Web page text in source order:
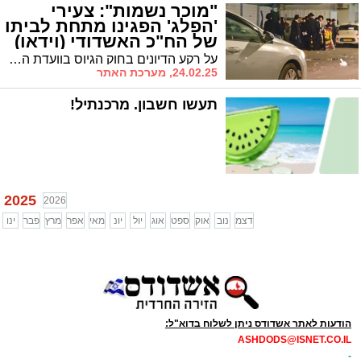
"מוכר נשמות": צעירי
'הפלג' הפגינו מתחת לביתו
של הח"כ האשדודי (וידאו)
על רקע הדיונים בחוק הגיוס בוועדת החוץ והביטחון, מפגינים בשעה זו צעירי 'הפלג הירושלמי' מתחת לביתו של חבר הכנסת מאשדוד ר' ינון אזולאי מש"ס בלב רובע ז'
24.02.25, מערכת האתר
תעשו חשבון. מרכנתיל!
2025
2026
ינו
פבר מרץ אפר מאי יונ יול אוג ספט אוק נוב דצמ
הודעות לאתר אשדודס ניתן לשלוח בדוא"ל:
ASHDODS@ISNET.CO.IL
-